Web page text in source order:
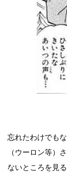
忘れたわけでも
（ウーロン等）
ないところを見